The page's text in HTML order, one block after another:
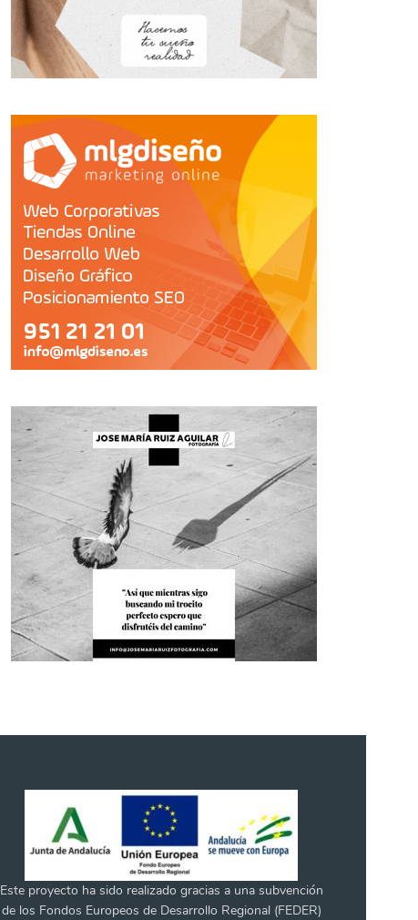
Este proyecto ha sido realizado gracias a una subvención
de los Fondos Europeos de Desarrollo Regional (FEDER)